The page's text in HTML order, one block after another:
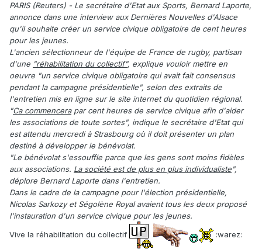
PARIS (Reuters) - Le secrétaire d'Etat aux Sports, Bernard Laporte,
annonce dans une interview aux Dernières Nouvelles d'Alsace
qu'il souhaite créer un service civique obligatoire de cent heures
pour les jeunes.
L'ancien sélectionneur de l'équipe de France de rugby, partisan
d'une "réhabilitation du collectif", explique vouloir mettre en
oeuvre "un service civique obligatoire qui avait fait consensus
pendant la campagne présidentielle", selon des extraits de
l'entretien mis en ligne sur le site internet du quotidien régional.
"Ca commencerapar cent heures de service civique afin d'aider
les associations de toute sortes", indique le secrétaire d'Etat qui
est attendu mercredi à Strasbourg où il doit présenter un plan
destiné à développer le bénévolat.
"Le bénévolat s'essouffle parce que les gens sont moins fidèles
aux associations. La société est de plus en plus individualiste",
déplore Bernard Laporte dans l'entretien.
Dans le cadre de la campagne pour l'élection présidentielle,
Nicolas Sarkozy et Ségolène Royal avaient tous les deux proposé
l'instauration d'un service civique pour les jeunes.
Vive la réhabilitation du collectif
:warez: